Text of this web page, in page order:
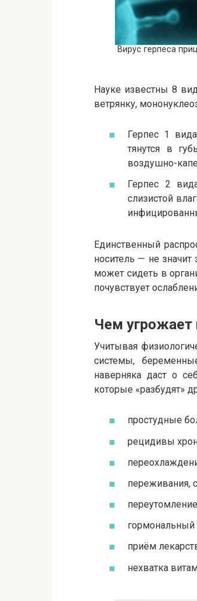
Вирус герпеса
Науке известны 8
ветрянку,
Герпес 1
тянутся в
воздушно-
Герпес 2
слизистой
Единственный
носитель — не
может сидеть в
почувствует
Чем угрожает
Учитывая
системы,
наверняка даст о
которые
простудные
рецидивы
переживания,
гормональный
приём
нехватка